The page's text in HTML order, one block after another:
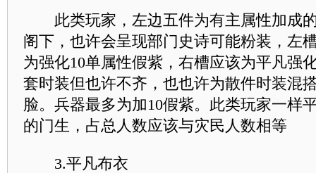
此类玩家，左边五件为有主属性加成
阁下，也许会呈现部门史诗可能粉装，左
为强化10单属性假紫，右槽应该为平凡强
套时装但也许不齐，也也许为散件时装混
脸。兵器最多为加10假紫。此类玩家一样
的门生，占总人数应该与灾民人数相等
3.平凡布衣